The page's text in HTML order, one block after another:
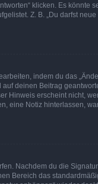
klicken. Es könnte
Z. B. „Du darfst neue
indem du das
deinen Beitrag
Hinweis erscheint nicht,
eine Notiz hinterlassen,
Nachdem du die
Bereich das